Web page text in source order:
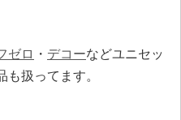
ゼロ ・ デコーなどユニセッ
扱ってます。